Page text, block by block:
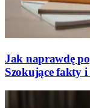
Jak naprawdę
Szokujące fakty i